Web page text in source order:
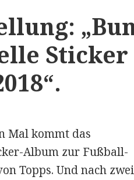
Mal kommt das
Album zur Fußball-
Topps. Und nach zwei